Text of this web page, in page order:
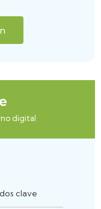
digital
clave